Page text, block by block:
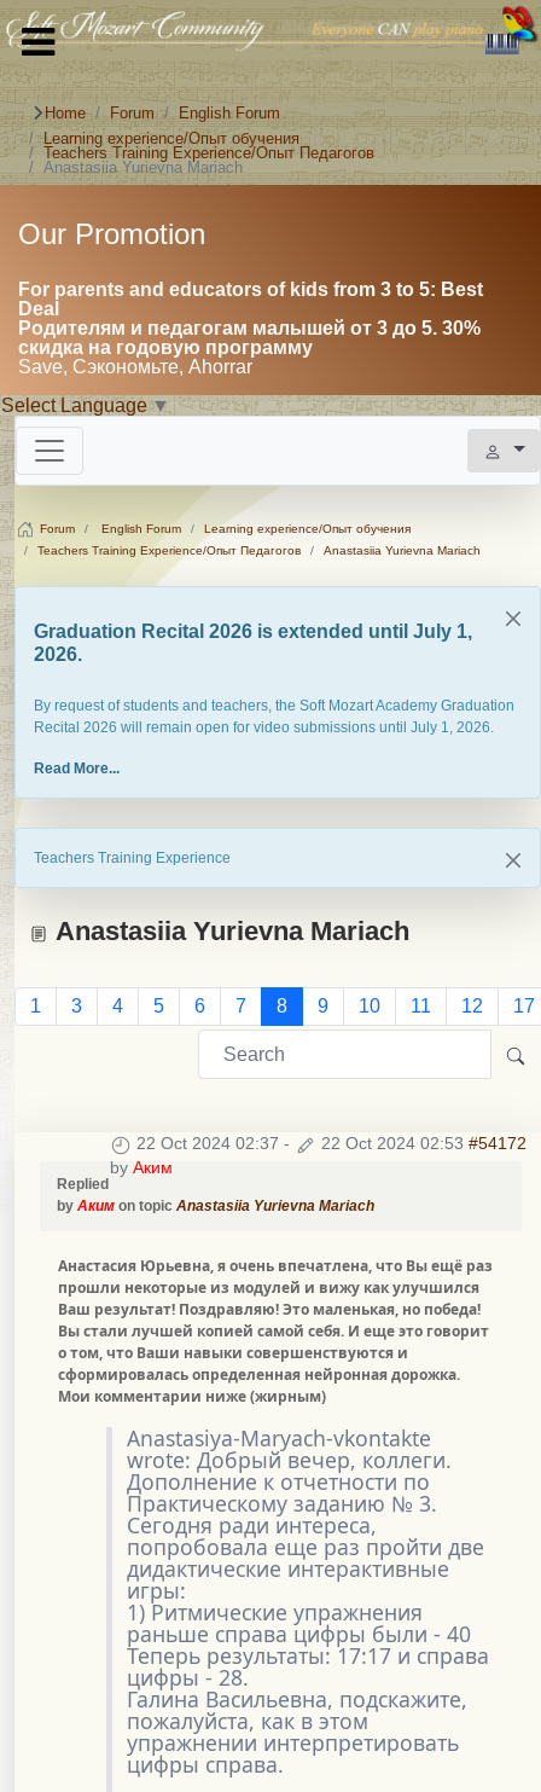
Home Forum
English Forum
Learning experience/Опыт обучения
Teachers Training Experience/Опыт Педагогов
Anastasiia Yurievna Mariach
Our Promotion
For parents and educators of kids from 3 to 5: Best
Deal
Родителям и педагогам малышей от 3 до 5. 30%
скидка на годовую программу
Save, Сэкономьте, Ahorrar
Select Language ▼
Forum English Forum
Learning experience/Опыт обучения
Teachers Training Experience/Опыт Педагогов
Anastasiia Yurievna Mariach
Graduation Recital 2026 is extended until July 1,
2026.
By request of students and teachers, the Soft Mozart Academy Graduation
Recital 2026 will remain open for video submissions until July 1, 2026.
Read More...
Teachers Training Experience
Anastasiia Yurievna Mariach
1 3 4 5 6 7 8 9 10 11 12 17
22 Oct 2024 02:37 - 22 Oct 2024 02:53 #54172
by Аким
Replied
by Аким on topic Anastasiia Yurievna Mariach
Анастасия Юрьевна, я очень впечатлена, что Вы ещё раз
прошли некоторые из модулей и вижу как улучшился
Ваш результат! Поздравляю! Это маленькая, но победа!
Вы стали лучшей копией самой себя. И еще это говорит
о том, что Ваши навыки совершенствуются и
сформировалась определенная нейронная дорожка.
Мои комментарии ниже (жирным)
Anastasiya-Maryach-vkontakte
wrote: Добрый вечер, коллеги.
Дополнение к отчетности по
Практическому заданию № 3.
Сегодня ради интереса,
попробовала еще раз пройти две
дидактические интерактивные
игры:
1) Ритмические упражнения
раньше справа цифры были - 40
Теперь результаты: 17:17 и справа
цифры - 28.
Галина Васильевна, подскажите,
пожалуйста, как в этом
упражнении интерпретировать
цифры справа.